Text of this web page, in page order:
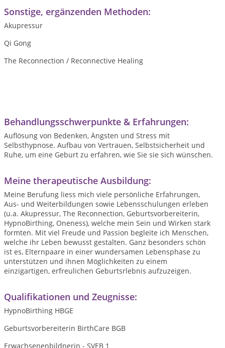
Sonstige, ergänzenden Methoden:
Akupressur
Qi Gong
The Reconnection / Reconnective Healing
Behandlungsschwerpunkte & Erfahrungen:
Auflösung von Bedenken, Ängsten und Stress mit
Selbsthypnose. Aufbau von Vertrauen, Selbstsicherheit und
Ruhe, um eine Geburt zu erfahren, wie Sie sie sich wünschen.
Meine therapeutische Ausbildung:
Meine Berufung liess mich viele persönliche Erfahrungen,
Aus- und Weiterbildungen sowie Lebensschulungen erleben
(u.a. Akupressur, The Reconnection, Geburtsvorbereiterin,
HypnoBirthing, Oneness), welche mein Sein und Wirken stark
formten. Mit viel Freude und Passion begleite ich Menschen,
welche ihr Leben bewusst gestalten. Ganz besonders schön
ist es, Elternpaare in einer wundersamen Lebensphase zu
unterstützen und ihnen Möglichkeiten zu einem
einzigartigen, erfreulichen Geburtsrlebnis aufzuzeigen.
Qualifikationen und Zeugnisse:
HypnoBirthing HBGE
Geburtsvorbereiterin BirthCare BGB
Erwachsenenbildnerin - SVEB 1